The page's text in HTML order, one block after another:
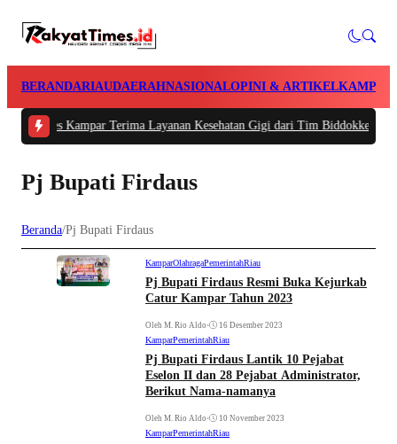
BERANDARIAUDAERAHNASIONALOPINI & ARTIKELKAMPAR
Polres Kampar Terima Layanan Kesehatan Gigi dari Tim Biddokkes Polda
Pj Bupati Firdaus
Beranda/Pj Bupati Firdaus
KamparOlahragaPemerintahRiau
Pj Bupati Firdaus Resmi Buka Kejurkab
Catur Kampar Tahun 2023
Oleh M. Rio Aldo • 16 Desember 2023
KamparPemerintahRiau
Pj Bupati Firdaus Lantik 10 Pejabat
Eselon II dan 28 Pejabat Administrator,
Berikut Nama-namanya
Oleh M. Rio Aldo • 10 November 2023
KamparPemerintahRiau